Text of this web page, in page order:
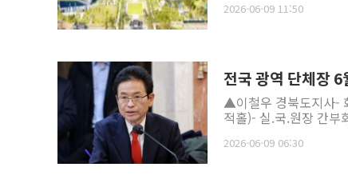
2026-06-09 11:50
전국 광역 단체장 6
▲이철우 경북도지사-
적홀)- 실.국.원장 간부
2026-06-09 06:30